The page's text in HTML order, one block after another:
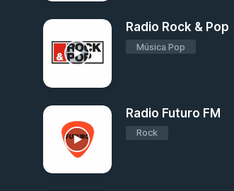
Radio Rock & Pop
Música Pop
Radio Futuro FM
Rock